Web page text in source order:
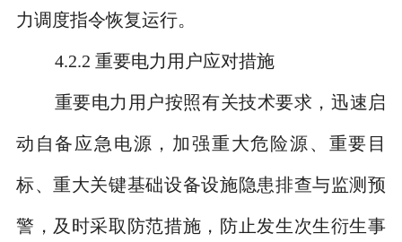
力调度指令恢复运行。
4.2.2 重要电力用户应对措施
重要电力用户按照有关技术要求，迅速启
动自备应急电源，加强重大危险源、重要目
标、重大关键基础设备设施隐患排查与监测预
警，及时采取防范措施，防止发生次生衍生事